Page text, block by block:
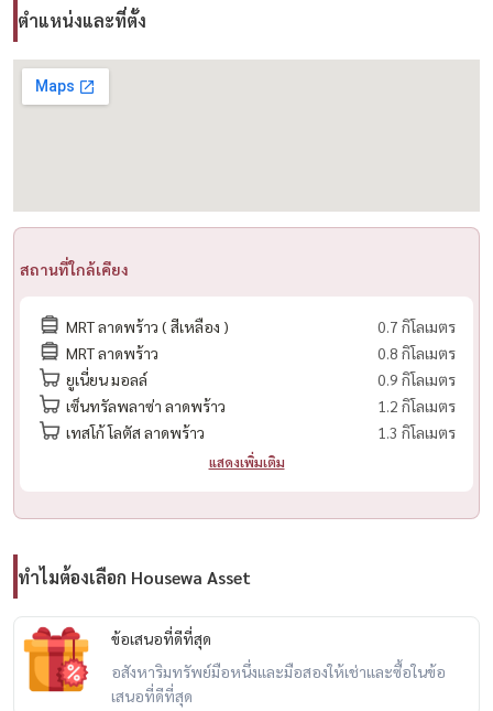
📍 ทำเลศักยภาพ
✨ major cineplex & avenue รัชโยธิน
✨ central plaza ลาดพร้าว
✔️ ระบบรักษาความปลอดภัย 24 ชม.
✔️ cctv
✔️ ฟิตเนส
✔️ สวนพักผ่อน
– กู้ร่วมได้
– ไม่มีประวัติค้างชำระ / ติดบูโร
💯 ฟรีปรึกษาสินเชื่อ + ยื่นกู้ให้ครบ
กู้ไม่ผ่าน คืนเงินจองทุกกรณี
ตำแหน่งและที่ตั้ง
สถานที่ใกล้เคียง
MRT ลาดพร้าว ( สีเหลือง )
0.7 กิโลเมตร
MRT ลาดพร้าว
0.8 กิโลเมตร
ยูเนี่ยน มอลล์
0.9 กิโลเมตร
เซ็นทรัลพลาซ่า ลาดพร้าว
1.2 กิโลเมตร
เทสโก้ โลตัส ลาดพร้าว
1.3 กิโลเมตร
แสดงเพิ่มเติม
ทำไมต้องเลือก Housewa Asset
ข้อเสนอที่ดีที่สุด
อสังหาริมทรัพย์มือหนึ่งและมือสองให้เช่าและซื้อในข้อ
เสนอที่ดีที่สุด